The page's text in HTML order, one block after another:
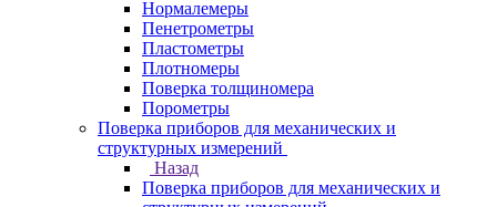
Нормалемеры
Пенетрометры
Пластометры
Плотномеры
Поверка толщиномера
Порометры
Поверка приборов для механических и
структурных измерений
Назад
Поверка приборов для механических и